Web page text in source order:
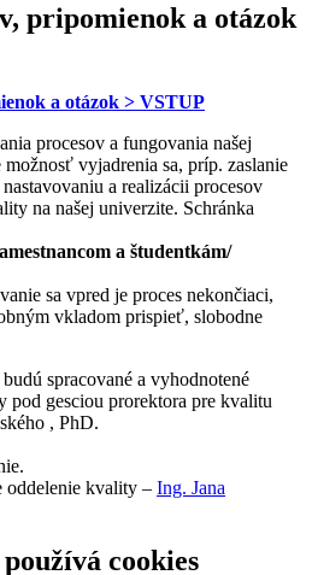
pripomienok a otázok
a otázok > VSTUP
procesov a fungovania našej
vyjadrenia sa, príp. zaslanie
a realizácii procesov
na našej univerzite. Schránka
a študentkám/
sa vpred je proces nekončiaci,
vkladom prispieť, slobodne
spracované a vyhodnotené
pod gesciou prorektora pre kvalitu
, PhD.
oddelenie kvality – Ing. Jana
cookies